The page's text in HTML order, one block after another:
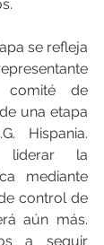
se refleja
de
una etapa
Hispania.
liderar la
mediante
control de
aún más.
a seguir